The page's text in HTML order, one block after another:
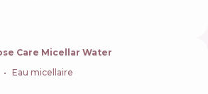
Care Micellar Water
Eau micellaire